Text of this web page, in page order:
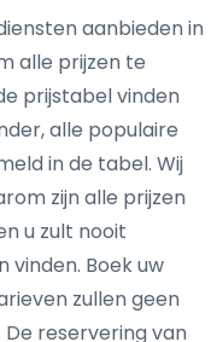
aanbieden in
alle prijzen te
prijstabel vinden
alle populaire
in de tabel. Wij
zijn alle prijzen
u zult nooit
Boek uw
zullen geen
reservering van